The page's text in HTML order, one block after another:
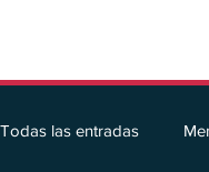
Todas las entradas